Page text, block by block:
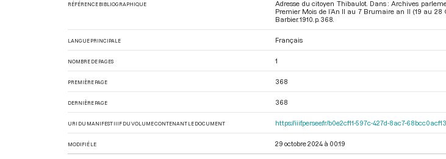
RÉFÉRENCE BIBLIOGRAPHIQUE
Adresse du citoyen Thibaulot. Dans : Archives
Premier Mois de l’An II au 7 Brumaire an II (19 au 28
Barbier. 1910. p. 368.
LANGUE PRINCIPALE Français
NOMBRE DE PAGES 1
PREMIÈRE PAGE 368
DERNIÈRE PAGE 368
URI DU MANIFEST IIIF DU VOLUME CONTENANT LE DOCUMENT https://iiif.persee.fr/b0e2cf11-597c-427d-8ac7-
MODIFIÉ LE 29 octobre 2024 à 00:19